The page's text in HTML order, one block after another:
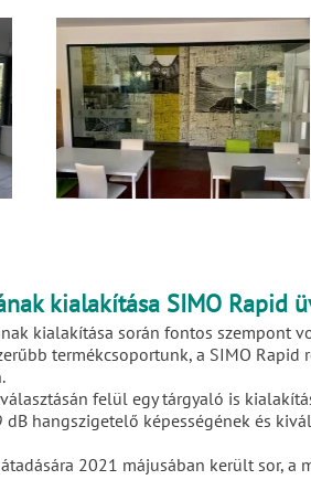
kialakítása SIMO Rapid
kialakítása során fontos szempont
termékcsoportunk, a SIMO
felül egy tárgyaló is
hangszigetelő képességének és
2021 májusában került sor,